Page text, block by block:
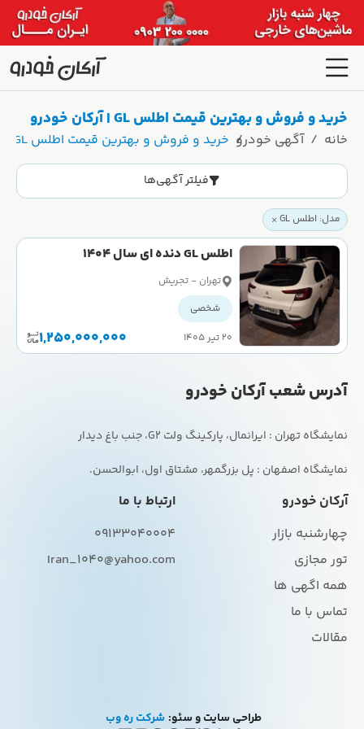
خرید و فروش و بهترین قیمت اطلس GL | آرکان خودرو
خانه آگهی خودرو خرید و فروش و بهترین قیمت اطلس GL | آرکان خودرو
فیلتر آگهی‌ها
مدل: اطلس GL
اطلس GL دنده ای سال 1404
تهران - تجريش
شخصی
۲۰ تیر ۱۴۰۵
1,250,000,000
آدرس شعب آرکان خودرو
نمایشگاه اصفهان : پل بزرگمهر، مشتاق اول، ابوالحسن.
آرکان خودرو
چهارشنبه بازار
تور مجازی
همه اگهی ها
تماس با ما
مقالات
ارتباط با ما
09133040004
Iran_1040@yahoo.com
طراحی سایت و سئو: شرکت ره وب